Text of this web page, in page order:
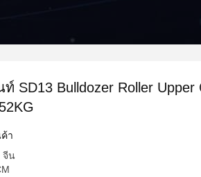
SD13 Bulldozer Roller Upper
า
จีน